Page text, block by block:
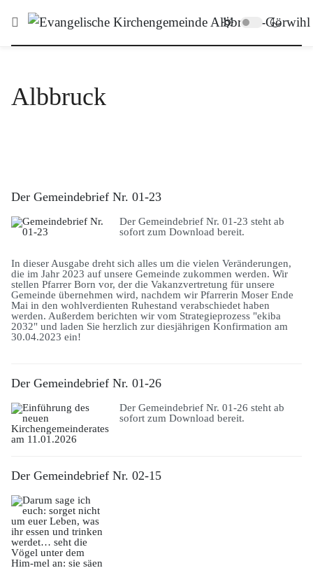
Albbruck
Der Gemeindebrief Nr. 01-23
Der Gemeindebrief Nr. 01-23 steht ab
sofort zum Download bereit.
In dieser Ausgabe dreht sich alles um die vielen Veränderungen,
die im Jahr 2023 auf unsere Gemeinde zukommen werden. Wir
stellen Pfarrer Born vor, der die Vakanzvertretung für unsere
Gemeinde übernehmen wird, nachdem wir Pfarrerin Moser Ende
Mai in den wohlverdienten Ruhestand verabschiedet haben
werden. Außerdem berichten wir vom Strategieprozess "ekiba
2032" und laden Sie herzlich zur diesjährigen Konfirmation am
30.04.2023 ein!
Der Gemeindebrief Nr. 01-26
Der Gemeindebrief Nr. 01-26 steht ab
sofort zum Download bereit.
Der Gemeindebrief Nr. 02-15